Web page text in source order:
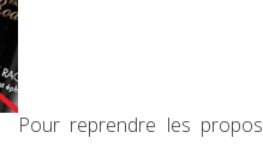
Pour reprendre les propos